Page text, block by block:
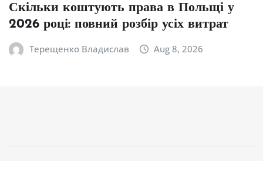
Скільки коштують права в Польщі у
2026 році: повний розбір усіх витрат
Терещенко Владислав Aug 8, 2026